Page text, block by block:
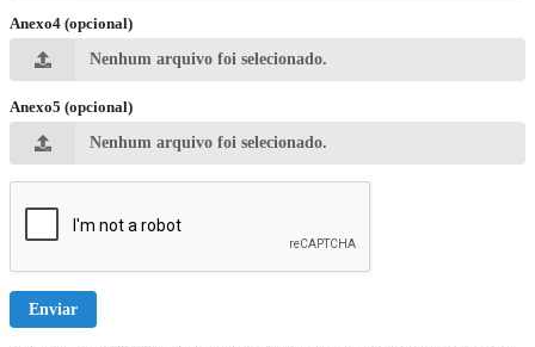
Anexo4 (opcional)
Nenhum arquivo foi selecionado.
Anexo5 (opcional)
Nenhum arquivo foi selecionado.
Enviar